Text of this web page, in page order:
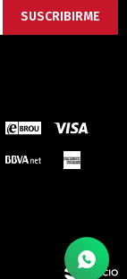
SUSCRIBIRME